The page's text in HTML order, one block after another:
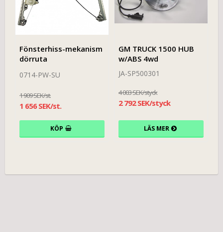
Fönsterhiss-mekanism
dörruta
0714-PW-SU
1 909 SEK/st.
1 656 SEK/st.
KÖP
GM TRUCK 1500 HUB
w/ABS 4wd
JA-SP500301
4 003 SEK/styck
2 792 SEK/styck
LÄS MER